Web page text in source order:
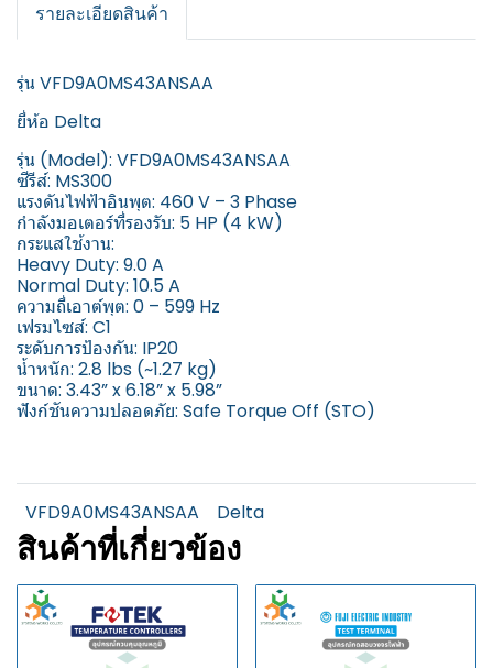
รายละเอียดสินค้า
รุ่น VFD9A0MS43ANSAA
ยี่ห้อ Delta
รุ่น (Model): VFD9A0MS43ANSAA
ซีรีส์: MS300
แรงดันไฟฟ้าอินพุต: 460 V – 3 Phase
กำลังมอเตอร์ที่รองรับ: 5 HP (4 kW)
กระแสใช้งาน:
Heavy Duty: 9.0 A
Normal Duty: 10.5 A
ความถี่เอาต์พุต: 0 – 599 Hz
เฟรมไซส์: C1
ระดับการป้องกัน: IP20
น้ำหนัก: 2.8 lbs (~1.27 kg)
ขนาด: 3.43” x 6.18” x 5.98”
ฟังก์ชันความปลอดภัย: Safe Torque Off (STO)
VFD9A0MS43ANSAA Delta
สินค้าที่เกี่ยวข้อง